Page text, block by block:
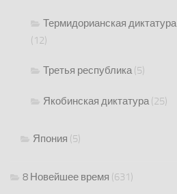
Термидорианская
(12)
Третья республика(5)
Якобинская диктатура(25)
Япония (5)
8 Новейшее время (631)